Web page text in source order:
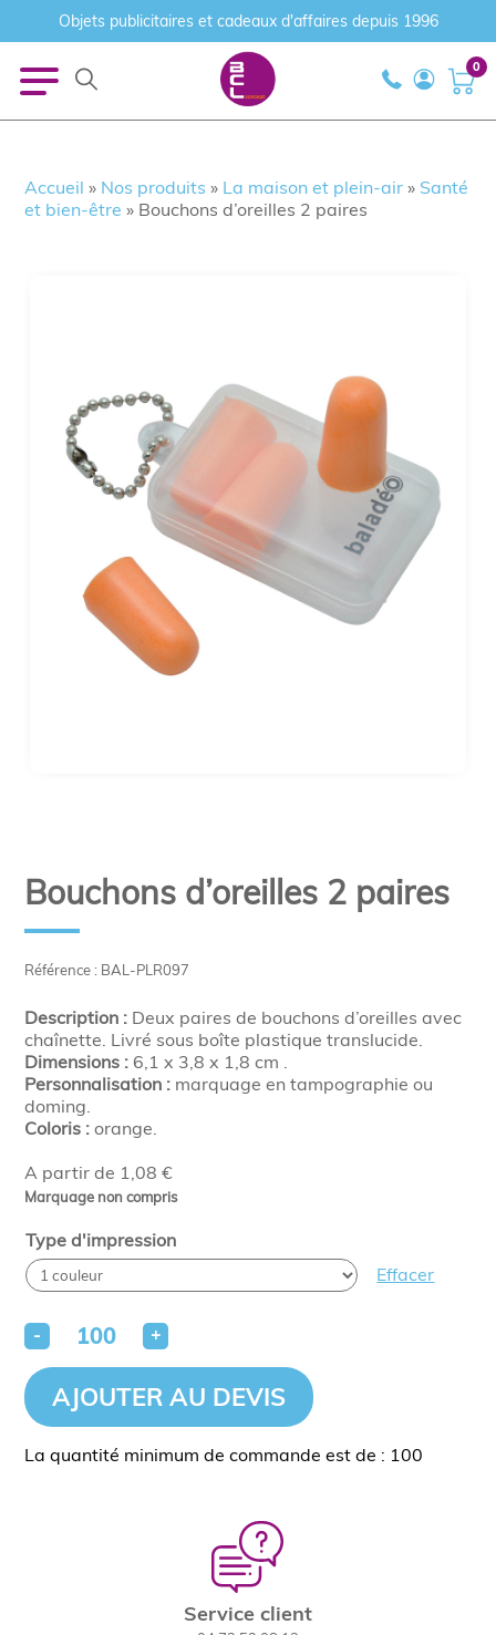
Objets publicitaires et cadeaux d'affaires depuis 1996
0
Accueil » Nos produits » La maison et plein-air » Santé
et bien-être » Bouchons d’oreilles 2 paires
Référence : BAL-PLR097
A partir de 1,08 €
Marquage non compris
Bouchons d’oreilles 2 paires
Description : Deux paires de bouchons d’oreilles avec
chaînette. Livré sous boîte plastique translucide.
Dimensions : 6,1 x 3,8 x 1,8 cm .
Personnalisation : marquage en tampographie ou
doming.
Coloris : orange.
Type d'impression
Effacer
- +
AJOUTER AU DEVIS
La quantité minimum de commande est de : 100
Service client